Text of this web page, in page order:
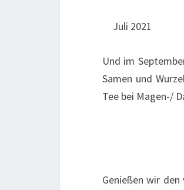
Juli 2021
Und im
Samen und
Tee bei Magen-/
Genießen wir